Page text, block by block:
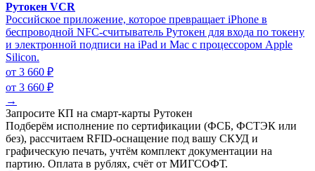
Рутокен VCR
Российское приложение, которое превращает iPhone в
беспроводной NFC-считыватель Рутокен для входа по токену
и электронной подписи на iPad и Mac с процессором Apple
Silicon.
от 3 660 ₽
от 3 660 ₽
→
Запросите КП на смарт-карты Рутокен
Подберём исполнение по сертификации (ФСБ, ФСТЭК или
без), рассчитаем RFID-оснащение под вашу СКУД и
графическую печать, учтём комплект документации на
партию. Оплата в рублях, счёт от МИГСОФТ.